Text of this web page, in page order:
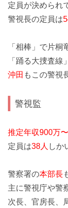
定員が決められ
警視長の定員は
「相棒」 で片桐
「踊る大捜査線」
沖田 もこの警視
警視監
推定年収900万
定員は38人 しか
警察署の本部長
主に警視庁や警
次長、官房長、